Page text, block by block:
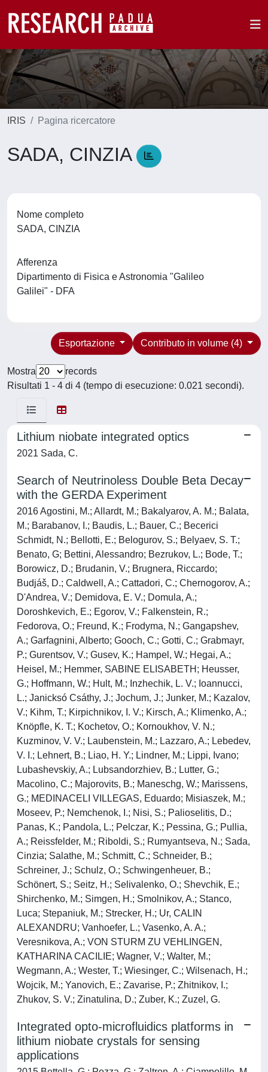
IRIS Pagina ricercatore
SADA, CINZIA
Nome completo
SADA, CINZIA
Afferenza
Dipartimento di Fisica e Astronomia "Galileo
Galilei" - DFA
Contributo in volume (4)
Esportazione
Mostra
records
Risultati 1 - 4 di 4 (tempo di esecuzione: 0.021 secondi).
Lithium niobate integrated optics
2021 Sada, C.
Search of Neutrinoless Double Beta Decay
with the GERDA Experiment
2016 Agostini, M.; Allardt, M.; Bakalyarov, A. M.; Balata,
M.; Barabanov, I.; Baudis, L.; Bauer, C.; Becerici
Schmidt, N.; Bellotti, E.; Belogurov, S.; Belyaev, S. T.;
Benato, G; Bettini, Alessandro; Bezrukov, L.; Bode, T.;
Borowicz, D.; Brudanin, V.; Brugnera, Riccardo;
Budjáš, D.; Caldwell, A.; Cattadori, C.; Chernogorov, A.;
D'Andrea, V.; Demidova, E. V.; Domula, A.;
Doroshkevich, E.; Egorov, V.; Falkenstein, R.;
Fedorova, O.; Freund, K.; Frodyma, N.; Gangapshev,
A.; Garfagnini, Alberto; Gooch, C.; Gotti, C.; Grabmayr,
P.; Gurentsov, V.; Gusev, K.; Hampel, W.; Hegai, A.;
Heisel, M.; Hemmer, SABINE ELISABETH; Heusser,
G.; Hoffmann, W.; Hult, M.; Inzhechik, L. V.; Ioannucci,
L.; Janicksó Csáthy, J.; Jochum, J.; Junker, M.; Kazalov,
V.; Kihm, T.; Kirpichnikov, I. V.; Kirsch, A.; Klimenko, A.;
Knöpfle, K. T.; Kochetov, O.; Kornoukhov, V. N.;
Kuzminov, V. V.; Laubenstein, M.; Lazzaro, A.; Lebedev,
V. I.; Lehnert, B.; Liao, H. Y.; Lindner, M.; Lippi, Ivano;
Lubashevskiy, A.; Lubsandorzhiev, B.; Lutter, G.;
Macolino, C.; Majorovits, B.; Maneschg, W.; Marissens,
G.; MEDINACELI VILLEGAS, Eduardo; Misiaszek, M.;
Moseev, P.; Nemchenok, I.; Nisi, S.; Palioselitis, D.;
Panas, K.; Pandola, L.; Pelczar, K.; Pessina, G.; Pullia,
A.; Reissfelder, M.; Riboldi, S.; Rumyantseva, N.; Sada,
Cinzia; Salathe, M.; Schmitt, C.; Schneider, B.;
Schreiner, J.; Schulz, O.; Schwingenheuer, B.;
Schönert, S.; Seitz, H.; Selivalenko, O.; Shevchik, E.;
Shirchenko, M.; Simgen, H.; Smolnikov, A.; Stanco,
Luca; Stepaniuk, M.; Strecker, H.; Ur, CALIN
ALEXANDRU; Vanhoefer, L.; Vasenko, A. A.;
Veresnikova, A.; VON STURM ZU VEHLINGEN,
KATHARINA CACILIE; Wagner, V.; Walter, M.;
Wegmann, A.; Wester, T.; Wiesinger, C.; Wilsenach, H.;
Wojcik, M.; Yanovich, E.; Zavarise, P.; Zhitnikov, I.;
Zhukov, S. V.; Zinatulina, D.; Zuber, K.; Zuzel, G.
Integrated opto-microfluidics platforms in
lithium niobate crystals for sensing
applications